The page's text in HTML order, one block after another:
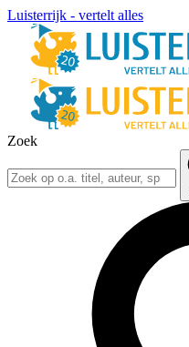
Luisterrijk - vertelt alles
Zoek